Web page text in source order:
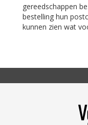
gereedschappen
bestelling hun
kunnen zien wat